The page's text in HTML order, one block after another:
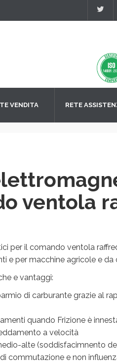
VENDITA RETE
ventola
per il comando ventola
e per macchine agricole e da
e vantaggi:
di carburante grazie al
quando Frizione è
a velocità
alte (soddisfacimnento
commutazione e non